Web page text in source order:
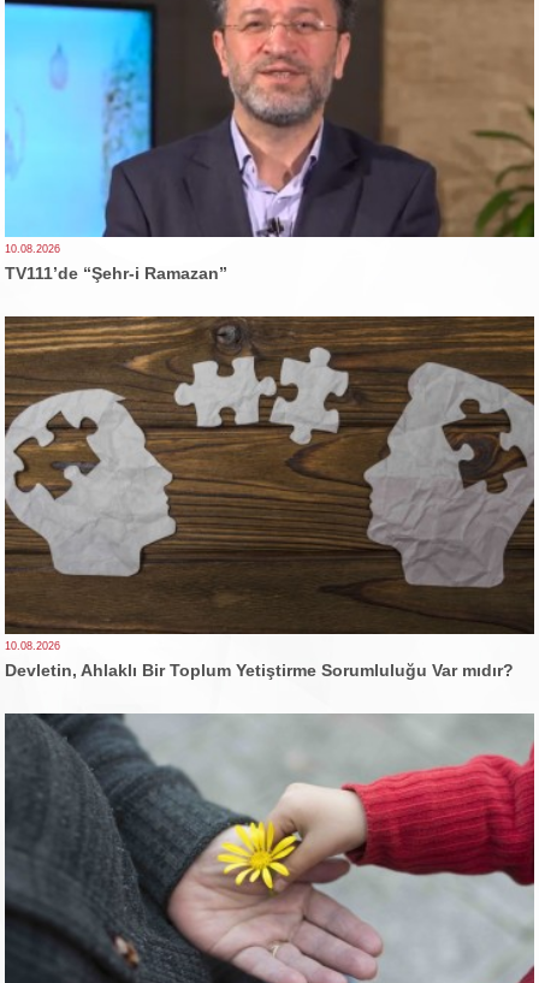
10.08.2026
TV111’de “Şehr-i Ramazan”
10.08.2026
Devletin, Ahlaklı Bir Toplum Yetiştirme Sorumluluğu Var mıdır?